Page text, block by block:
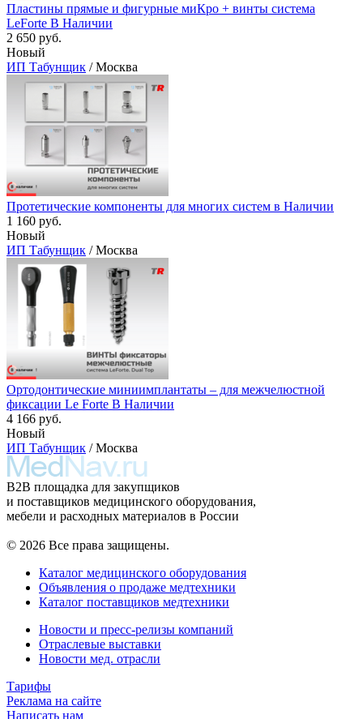
Пластины прямые и фигурные миКро + винты система
LeForte В Наличии
2 650 руб.
Новый
ИП Табунщик / Москва
Протетические компоненты для многих систем в Наличии
1 160 руб.
Новый
ИП Табунщик / Москва
Ортодонтические миниимплантаты – для межчелюстной
фиксации Le Forte В Наличии
4 166 руб.
Новый
ИП Табунщик / Москва
B2B площадка для закупщиков
и поставщиков медицинского оборудования,
мебели и расходных материалов в России
© 2026 Все права защищены.
Каталог медицинского оборудования
Объявления о продаже медтехники
Каталог поставщиков медтехники
Новости и пресс-релизы компаний
Отраслевые выставки
Новости мед. отрасли
Тарифы
Реклама на сайте
Написать нам